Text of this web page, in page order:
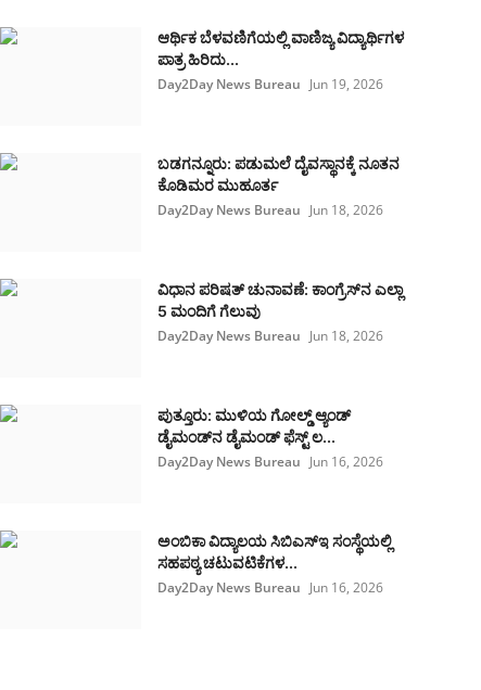
​ಆರ್ಥಿಕ ಬೆಳವಣಿಗೆಯಲ್ಲಿ ವಾಣಿಜ್ಯ ವಿದ್ಯಾರ್ಥಿಗಳ
ಪಾತ್ರ ಹಿರಿದು...
Day2Day News Bureau Jun 19, 2026
ಬಡಗನ್ನೂರು: ಪಡುಮಲೆ ದೈವಸ್ಥಾನಕ್ಕೆ ನೂತನ
ಕೊಡಿಮರ ಮುಹೂರ್ತ
Day2Day News Bureau Jun 18, 2026
ವಿಧಾನ ಪರಿಷತ್ ಚುನಾವಣೆ: ಕಾಂಗ್ರೆಸ್‌ನ ಎಲ್ಲಾ
5 ಮಂದಿಗೆ ಗೆಲುವು
Day2Day News Bureau Jun 18, 2026
ಪುತ್ತೂರು: ಮುಳಿಯ ಗೋಲ್ಡ್ ಆ್ಯಂಡ್
ಡೈಮಂಡ್‌ನ ಡೈಮಂಡ್ ಫೆಸ್ಟ್‌ ಲ...
Day2Day News Bureau Jun 16, 2026
ಅಂಬಿಕಾ ವಿದ್ಯಾಲಯ ಸಿಬಿಎಸ್‌ಇ ಸಂಸ್ಥೆಯಲ್ಲಿ
ಸಹಪಠ್ಯ ಚಟುವಟಿಕೆಗಳ...
Day2Day News Bureau Jun 16, 2026